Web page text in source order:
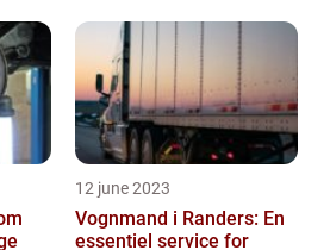
12 june 2023
Vognmand i Randers: En
essentiel service for